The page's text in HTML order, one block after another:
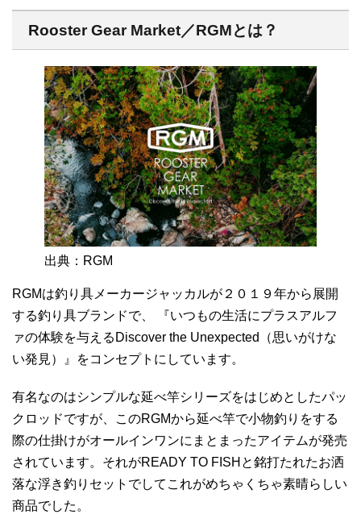
Rooster Gear Market／RGMとは？
出典：RGM
RGMは釣り具メーカージャッカルが２０１９年から展開
する釣り具ブランドで、 『いつもの生活にプラスアルフ
ァの体験を与えるDiscover the Unexpected（思いがけな
い発見）』をコンセプトにしています。
有名なのはシンプルな延べ竿シリーズをはじめとしたパッ
クロッドですが、このRGMから延べ竿で小物釣りをする
際の仕掛けがオールインワンにまとまったアイテムが発売
されています。それがREADY TO FISHと銘打たれたお洒
落な浮き釣りセットでしてこれがめちゃくちゃ素晴らしい
商品でした。